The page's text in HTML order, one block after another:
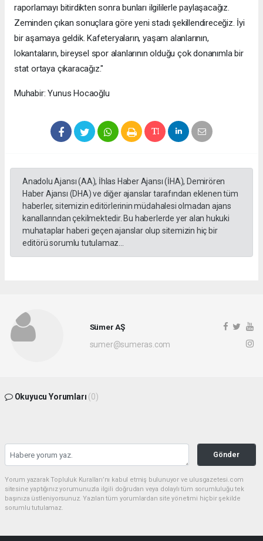
raporlamayı bitirdikten sonra bunları ilgililerle paylaşacağız.
Zeminden çıkan sonuçlara göre yeni stadı şekillendireceğiz. İyi
bir aşamaya geldik. Kafeteryaların, yaşam alanlarının,
lokantaların, bireysel spor alanlarının olduğu çok donanımla bir
stat ortaya çıkaracağız."
Muhabir: Yunus Hocaoğlu
Anadolu Ajansı (AA), İhlas Haber Ajansı (İHA), Demirören
Haber Ajansı (DHA) ve diğer ajanslar tarafından eklenen tüm
haberler, sitemizin editörlerinin müdahalesi olmadan ajans
kanallarından çekilmektedir. Bu haberlerde yer alan hukuki
muhataplar haberi geçen ajanslar olup sitemizin hiç bir
editörü sorumlu tutulamaz...
Sümer AŞ
sumer@sumeras.com
Okuyucu Yorumları (0)
Gönder
Yorum yazarak Topluluk Kuralları’nı kabul etmiş bulunuyor ve ulusgazetesi.com
sitesine yaptığınız yorumunuzla ilgili doğrudan veya dolaylı tüm sorumluluğu tek
başınıza üstleniyorsunuz. Yazılan tüm yorumlardan site yönetimi hiçbir şekilde
sorumlu tutulamaz.